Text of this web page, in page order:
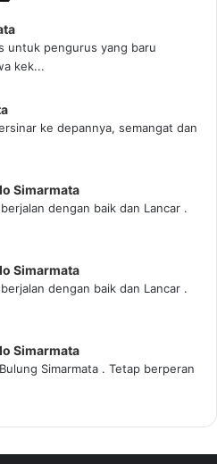
untuk pengurus yang baru
kek...
ke depannya, semangat dan
Simarmata
dengan baik dan Lancar .
Simarmata
dengan baik dan Lancar .
Simarmata
Simarmata . Tetap berperan